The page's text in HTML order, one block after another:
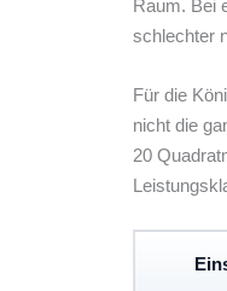
Raum. Bei
schlechter
Für die
nicht die
20